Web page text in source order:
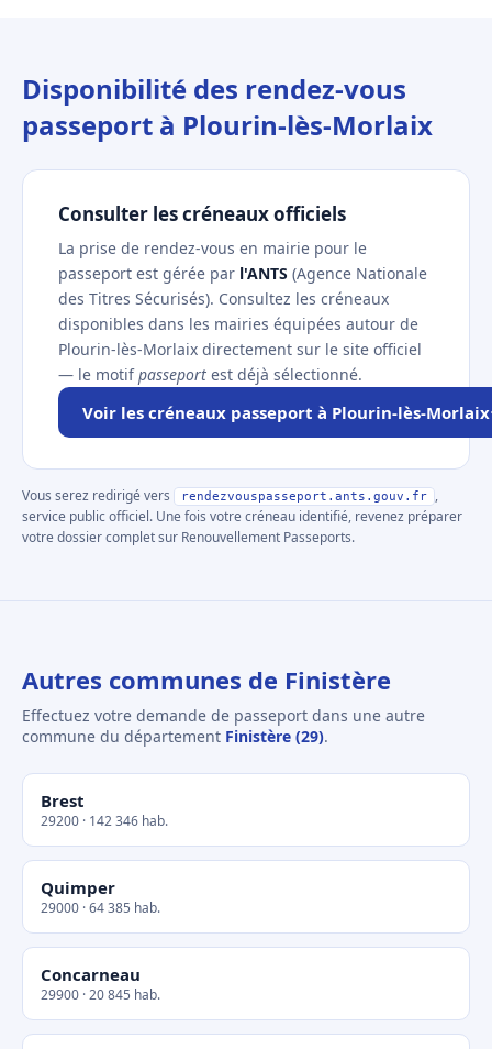
Disponibilité des rendez-vous
passeport à Plourin-lès-Morlaix
Consulter les créneaux officiels
La prise de rendez-vous en mairie pour le
passeport est gérée par l'ANTS (Agence Nationale
des Titres Sécurisés). Consultez les créneaux
disponibles dans les mairies équipées autour de
Plourin-lès-Morlaix directement sur le site officiel
— le motifpasseport est déjà sélectionné.
Voir les créneaux passeport à Plourin-lès-Morlaix
Vous serez redirigé vers rendezvouspasseport.ants.gouv.fr
,
service public officiel. Une fois votre créneau identifié, revenez préparer
votre dossier complet sur Renouvellement Passeports.
Autres communes de Finistère
Effectuez votre demande de passeport dans une autre
commune du département Finistère (29).
Brest
29200 · 142 346 hab.
Quimper
29000 · 64 385 hab.
Concarneau
29900 · 20 845 hab.